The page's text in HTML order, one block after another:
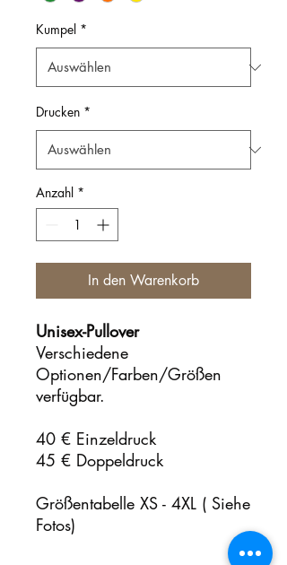
Kumpel *
Drucken *
Anzahl *
In den Warenkorb
Unisex-Pullover
Verschiedene
Optionen/Farben/Größen
verfügbar.
40 € Einzeldruck
45 € Doppeldruck
Größentabelle XS - 4XL ( Siehe
Fotos)